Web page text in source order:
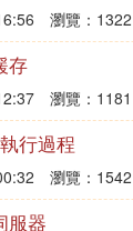
瀏覽：1322
存
瀏覽：1181
行過程
瀏覽：1542
服器